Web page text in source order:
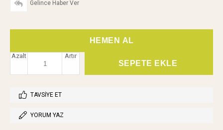
Gelince Haber Ver
Artır
Azalt
TAVSIYE ET
YORUM YAZ